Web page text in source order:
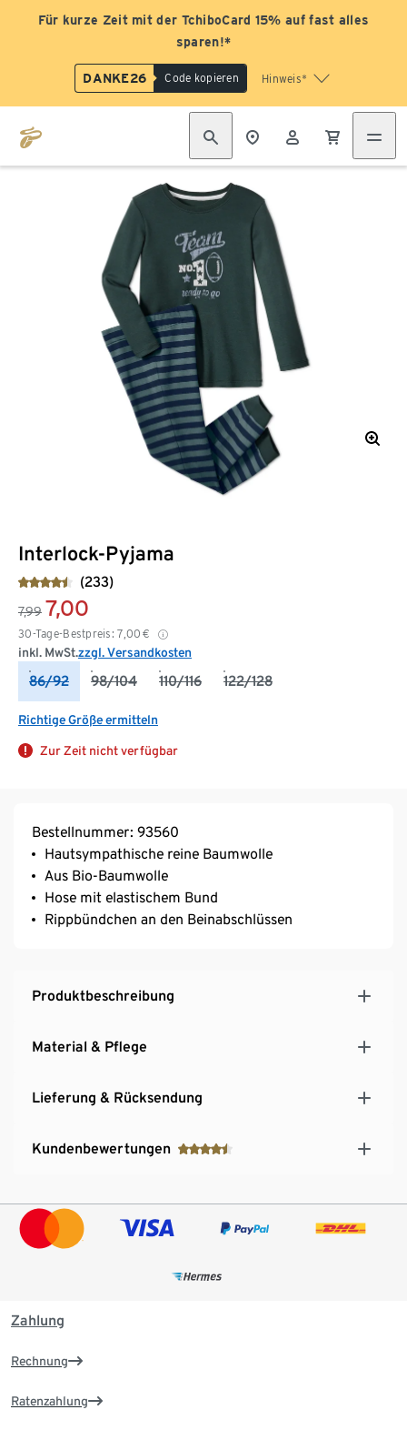
Für kurze Zeit mit der TchiboCard 15% auf fast alles
sparen!*
DANKE26 Code kopieren Hinweis*
Interlock-Pyjama
(233)
7,99 7,00
30-Tage-Bestpreis: 7,00 €
inkl. MwSt.zzgl. Versandkosten
86/92 98/104 110/116 122/128
Richtige Größe ermitteln
Zur Zeit nicht verfügbar
Bestellnummer: 93560
Hautsympathische reine Baumwolle
Aus Bio-Baumwolle
Hose mit elastischem Bund
Rippbündchen an den Beinabschlüssen
Produktbeschreibung
Material & Pflege
Lieferung & Rücksendung
Kundenbewertungen
Zahlung
Rechnung
Ratenzahlung